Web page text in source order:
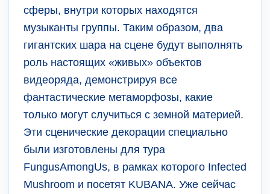
сферы, внутри которых находятся
музыканты группы. Таким образом, два
гигантских шара на сцене будут выполнять
роль настоящих «живых» объектов
видеоряда, демонстрируя все
фантастические метаморфозы, какие
только могут случиться с земной материей.
Эти сценические декорации специально
были изготовлены для тура
FungusAmongUs, в рамках которого Infected
Mushroom и посетят KUBANA. Уже сейчас